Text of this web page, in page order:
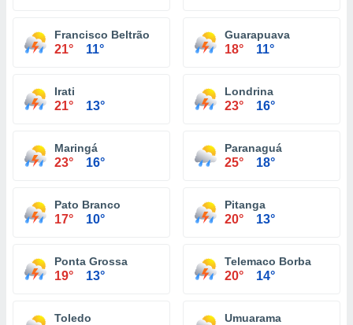
Francisco Beltrão
21° 11°
Guarapuava
18° 11°
Irati
21° 13°
Londrina
23° 16°
Maringá
23° 16°
Paranaguá
25° 18°
Pato Branco
17° 10°
Pitanga
20° 13°
Ponta Grossa
19° 13°
Telemaco Borba
20° 14°
Toledo Umuarama